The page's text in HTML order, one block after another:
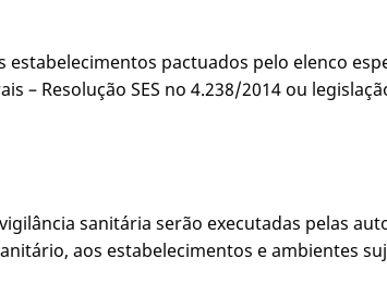
estabelecimentos pactuados pelo elenco
– Resolução SES no 4.238/2014 ou
vigilância sanitária serão executadas pelas
aos estabelecimentos e ambientes